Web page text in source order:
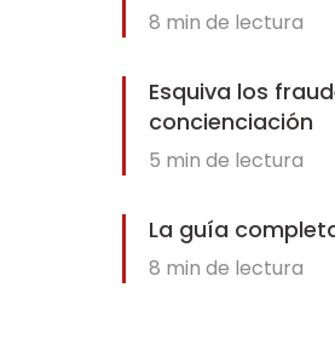
8 min de lectura
Esquiva los
concienciación
5 min de lectura
La guía
8 min de lectura